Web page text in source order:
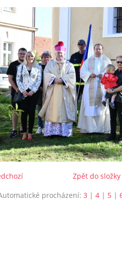
Zpět do složky
procházení: 3 | 4| 5|